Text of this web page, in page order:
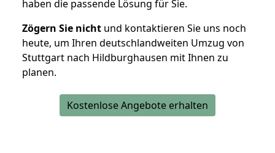
haben die passende Lösung für Sie.
Zögern Sie nicht und kontaktieren Sie uns noch
heute, um Ihren deutschlandweiten Umzug von
Stuttgart nach Hildburghausen mit Ihnen zu
planen.
Kostenlose Angebote erhalten